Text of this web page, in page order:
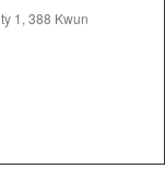
1, 388 Kwun